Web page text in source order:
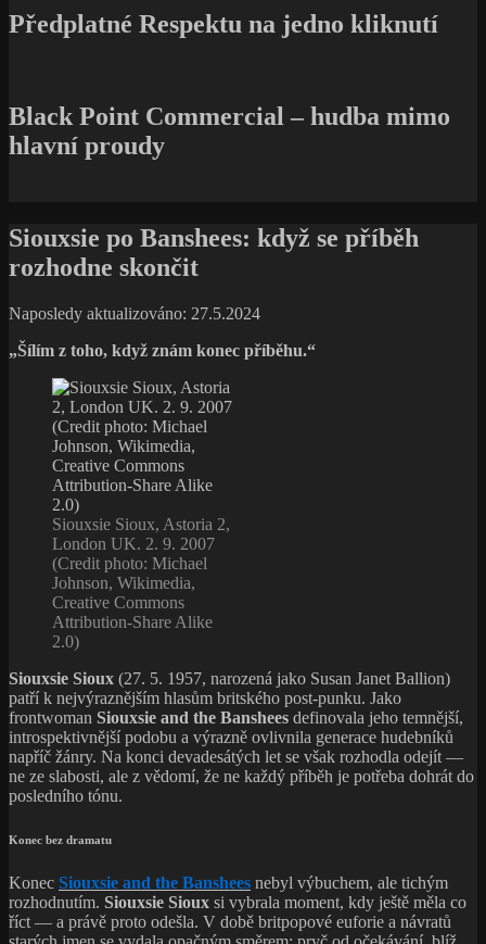
Předplatné Respektu na jedno kliknutí
Black Point Commercial – hudba mimo
hlavní proudy
Siouxsie po Banshees: když se příběh
rozhodne skončit
Naposledy aktualizováno: 27.5.2024
„Šílím z toho, když znám konec příběhu.“
Siouxsie Sioux, Astoria 2,
London UK. 2. 9. 2007
(Credit photo: Michael
Johnson, Wikimedia,
Creative Commons
Attribution-Share Alike
2.0)
Siouxsie Sioux (27. 5. 1957, narozená jako Susan Janet Ballion)
patří k nejvýraznějším hlasům britského post-punku. Jako
frontwoman Siouxsie and the Banshees definovala jeho temnější,
introspektivnější podobu a výrazně ovlivnila generace hudebníků
napříč žánry. Na konci devadesátých let se však rozhodla odejít —
ne ze slabosti, ale z vědomí, že ne každý příběh je potřeba dohrát do
posledního tónu.
Konec bez dramatu
Konec Siouxsie and the Banshees nebyl výbuchem, ale tichým
rozhodnutím. Siouxsie Sioux si vybrala moment, kdy ještě měla co
říct — a právě proto odešla. V době britpopové euforie a návratů